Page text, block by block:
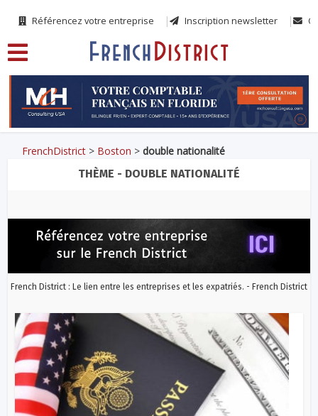
Référencez votre entreprise Inscription newsletter
FrenchDistrict > Boston >double nationalité
THÈME - DOUBLE NATIONALITÉ
French District : Le lien entre les entreprises et les expatriés. - French District